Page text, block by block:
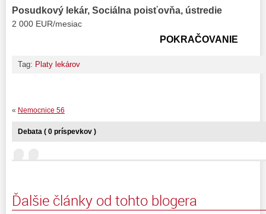
Posudkový lekár, Sociálna poisťovňa, ústredie
2 000 EUR/mesiac
POKRAČOVANIE
Tag: Platy lekárov
« Nemocnice 56
Debata ( 0 príspevkov )
Ďalšie články od tohto blogera